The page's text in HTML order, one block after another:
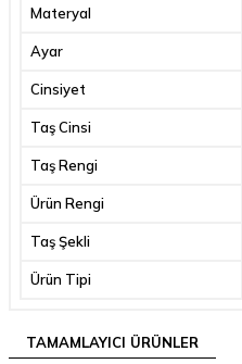
Materyal
Ayar
Cinsiyet
Taş Cinsi
Taş Rengi
Ürün Rengi
Taş Şekli
Ürün Tipi
TAMAMLAYICI ÜRÜNLER